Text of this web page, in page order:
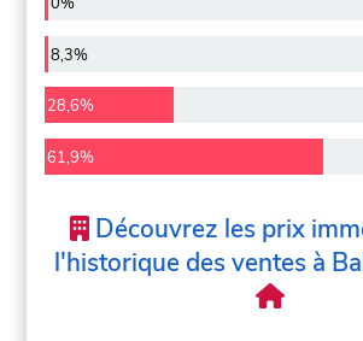
8,3%
28,6%
61,9%
Découvrez les prix
l'historique des ventes à